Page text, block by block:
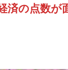
済の点数が